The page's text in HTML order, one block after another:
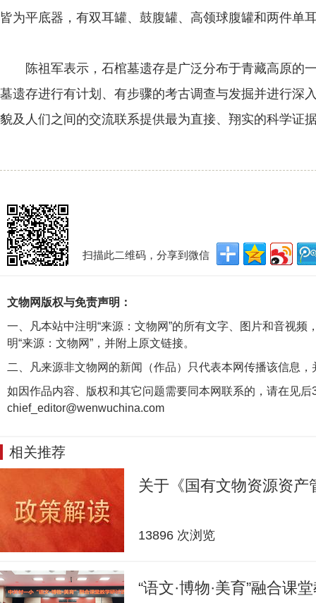
皆为平底器，有双耳罐、鼓腹罐、高领球腹罐和两件单
陈祖军表示，石棺墓遗存是广泛分布于青藏高原的
墓遗存进行有计划、有步骤的考古调查与发掘并进行深
貌及人们之间的交流联系提供最为直接、翔实的科学证
扫描此二维码，分享到微信
文物网版权与免责声明：
一、凡本站中注明“来源：文物网”的所有文字、图片和音视
明“来源：文物网”，并附上原文链接。
二、凡来源非文物网的新闻（作品）只代表本网传播该信息
如因作品内容、版权和其它问题需要同本网联系的，请在见后
chief_editor@wenwuchina.com
相关推荐
关于《国有文物资源资
13896 次浏览
“语文·博物·美育”融合课